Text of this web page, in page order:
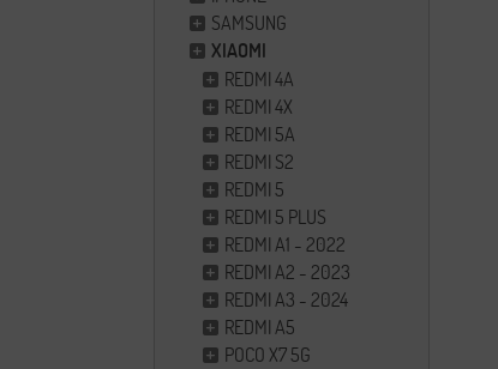
SAMSUNG
XIAOMI
REDMI 4A
REDMI 4X
REDMI 5A
REDMI S2
REDMI 5
REDMI 5 PLUS
REDMI A1 - 2022
REDMI A2 - 2023
REDMI A3 - 2024
REDMI A5
POCO X7 5G